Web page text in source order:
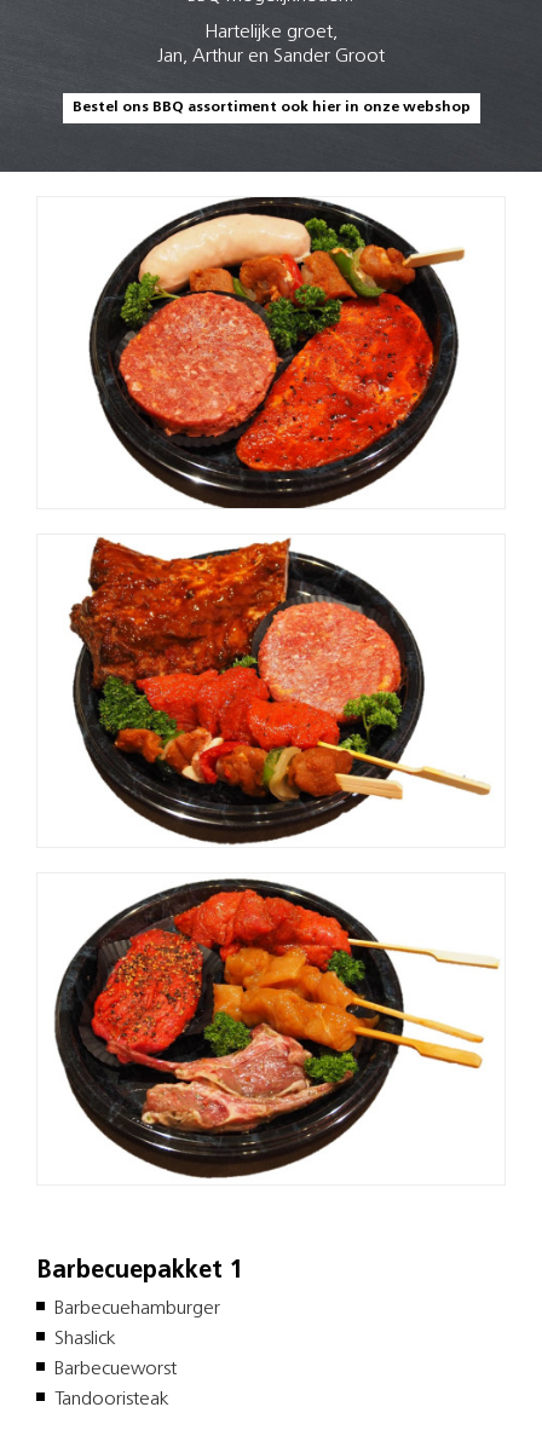
Hartelijke groet,
Jan, Arthur en Sander Groot
Bestel ons BBQ assortiment ook hier in onze webshop
Barbecuepakket 1
Barbecuehamburger
Shaslick
Barbecueworst
Tandooristeak